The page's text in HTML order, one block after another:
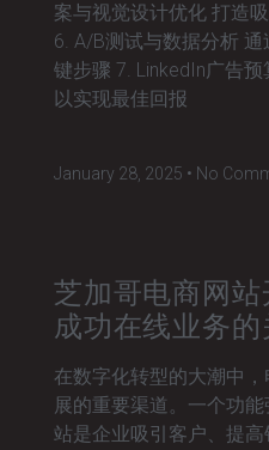
案与视觉设计优化 打造
6. A/B测试与数据分析
键步骤 7. LinkedIn广告
以实现最佳回报
January 28, 2025 No
芝加哥电商网
成功在线业务
在数字化转型的大潮中
展的重要渠道。一个功
站是企业吸引客户、提